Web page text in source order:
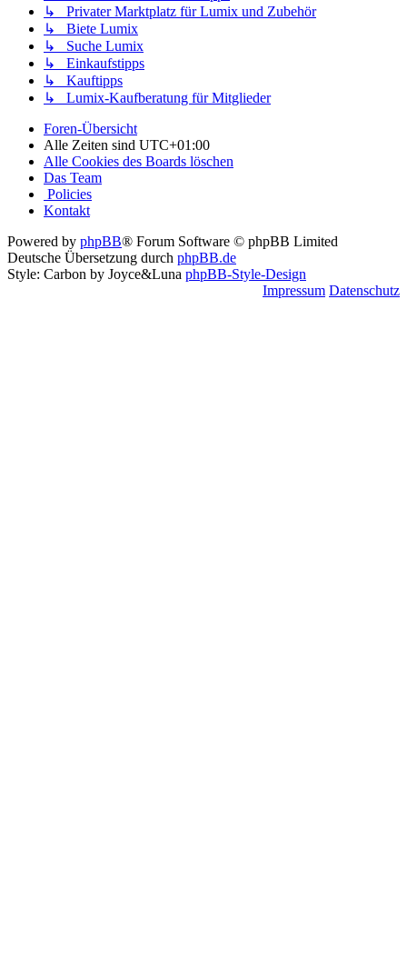
↳ Privater Marktplatz für Lumix und Zubehör
↳ Biete Lumix
↳ Suche Lumix
↳ Einkaufstipps
↳ Kauftipps
↳ Lumix-Kaufberatung für Mitglieder
Foren-Übersicht
Alle Zeiten sind UTC+01:00
Alle Cookies des Boards löschen
Das Team
Policies
Kontakt
Powered by phpBB® Forum Software © phpBB Limited
Deutsche Übersetzung durch phpBB.de
Style: Carbon by Joyce&Luna phpBB-Style-Design
Impressum Datenschutz